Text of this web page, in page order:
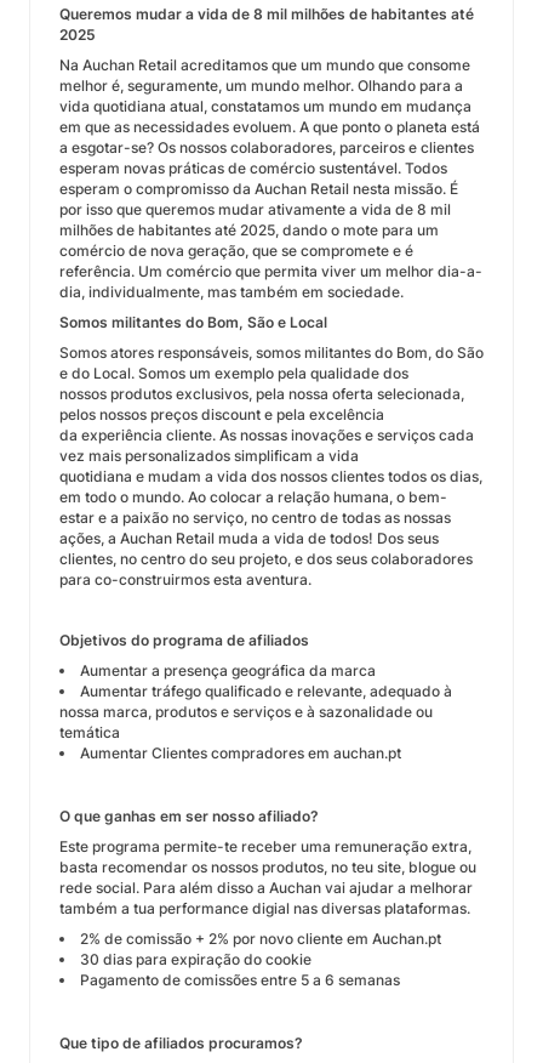
Queremos mudar a vida de 8 mil milhões de habitantes até
2025
Na Auchan Retail acreditamos que um mundo que consome
melhor é, seguramente, um mundo melhor. Olhando para a
vida quotidiana atual, constatamos um mundo em mudança
em que as necessidades evoluem. A que ponto o planeta está
a esgotar-se? Os nossos colaboradores, parceiros e clientes
esperam novas práticas de comércio sustentável. Todos
esperam o compromisso da Auchan Retail nesta missão. É
por isso que queremos mudar ativamente a vida de 8 mil
milhões de habitantes até 2025, dando o mote para um
comércio de nova geração, que se compromete e é
referência. Um comércio que permita viver um melhor dia-a-
dia, individualmente, mas também em sociedade.
Somos militantes do Bom, São e Local
Somos atores responsáveis, somos militantes do Bom, do São
e do Local. Somos um exemplo pela qualidade dos
nossos produtos exclusivos, pela nossa oferta selecionada,
pelos nossos preços discount e pela excelência
da experiência cliente. As nossas inovações e serviços cada
vez mais personalizados simplificam a vida
quotidiana e mudam a vida dos nossos clientes todos os dias,
em todo o mundo. Ao colocar a relação humana, o bem-
estar e a paixão no serviço, no centro de todas as nossas
ações, a Auchan Retail muda a vida de todos! Dos seus
clientes, no centro do seu projeto, e dos seus colaboradores
para co-construirmos esta aventura.
Objetivos do programa de afiliados
Aumentar a presença geográfica da marca
Aumentar tráfego qualificado e relevante, adequado à
nossa marca, produtos e serviços e à sazonalidade ou
temática
Aumentar Clientes compradores em auchan.pt
O que ganhas em ser nosso afiliado?
Este programa permite-te receber uma remuneração extra,
basta recomendar os nossos produtos, no teu site, blogue ou
rede social. Para além disso a Auchan vai ajudar a melhorar
também a tua performance digial nas diversas plataformas.
2% de comissão + 2% por novo cliente em Auchan.pt
30 dias para expiração do cookie
Pagamento de comissões entre 5 a 6 semanas
Que tipo de afiliados procuramos?